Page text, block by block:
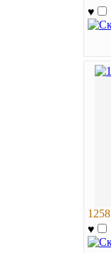
♥
1258
♥